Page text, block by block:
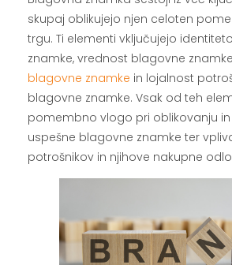
skupaj oblikujejo njen celoten
trgu. Ti elementi vključujejo
znamke, vrednost blagovne
blagovne znamke in lojalnost
blagovne znamke. Vsak od teh
pomembno vlogo pri oblikovanju in
uspešne blagovne znamke ter
potrošnikov in njihove nakupne